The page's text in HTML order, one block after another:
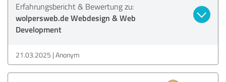
Erfahrungsbericht & Bewertung zu:
wolpersweb.de Webdesign & Web
Development
21.03.2025 Anonym